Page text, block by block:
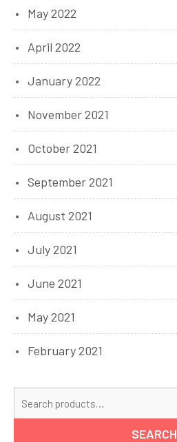
May 2022
April 2022
January 2022
November 2021
October 2021
September 2021
August 2021
July 2021
June 2021
May 2021
February 2021
SEARCH